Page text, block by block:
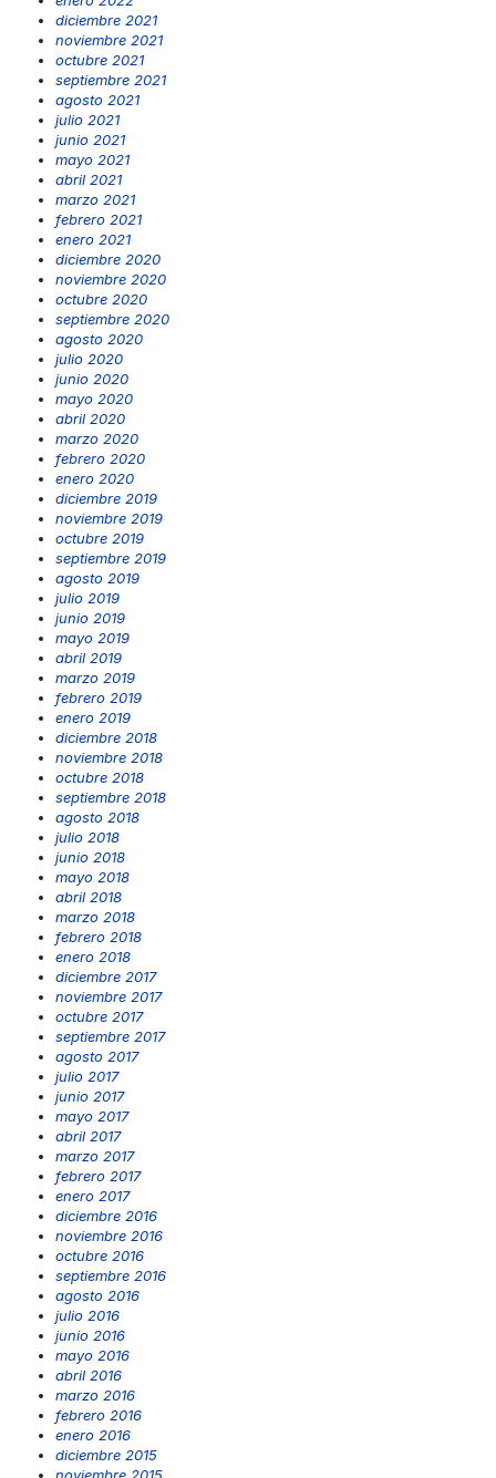
diciembre 2021
noviembre 2021
octubre 2021
septiembre 2021
agosto 2021
julio 2021
junio 2021
mayo 2021
abril 2021
marzo 2021
febrero 2021
enero 2021
diciembre 2020
noviembre 2020
octubre 2020
septiembre 2020
agosto 2020
julio 2020
junio 2020
mayo 2020
abril 2020
marzo 2020
febrero 2020
enero 2020
diciembre 2019
noviembre 2019
octubre 2019
septiembre 2019
agosto 2019
julio 2019
junio 2019
mayo 2019
abril 2019
marzo 2019
febrero 2019
enero 2019
diciembre 2018
noviembre 2018
octubre 2018
septiembre 2018
agosto 2018
julio 2018
junio 2018
mayo 2018
abril 2018
marzo 2018
febrero 2018
enero 2018
diciembre 2017
noviembre 2017
octubre 2017
septiembre 2017
agosto 2017
julio 2017
junio 2017
mayo 2017
abril 2017
marzo 2017
febrero 2017
enero 2017
diciembre 2016
noviembre 2016
octubre 2016
septiembre 2016
agosto 2016
julio 2016
junio 2016
mayo 2016
abril 2016
marzo 2016
febrero 2016
enero 2016
diciembre 2015